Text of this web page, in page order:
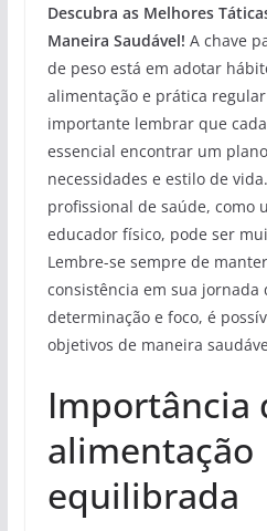
Descubra as Melhores
Maneira Saudável! A chave
de peso está em adotar
alimentação e prática
importante lembrar que
essencial encontrar um
necessidades e estilo de
profissional de saúde, como
educador físico, pode ser
Lembre-se sempre de
consistência em sua jornada
determinação e foco, é
objetivos de maneira
Importância
alimentação
equilibrada